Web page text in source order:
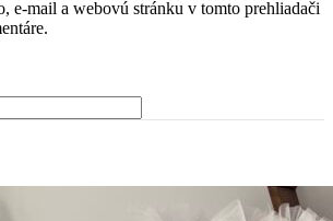
e-mail a webovú stránku v tomto prehliadači